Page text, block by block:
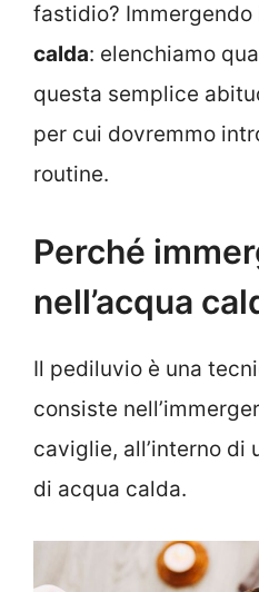
fastidio? Immergendo
calda: elenchiamo
questa semplice
per cui dovremmo
routine.
Perché
nell’acqua
Il pediluvio è una
consiste
caviglie, all’interno di
di acqua calda.